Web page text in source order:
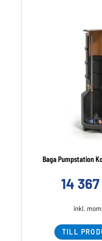
Baga Pumpstation
14 367
inkl.
TILL